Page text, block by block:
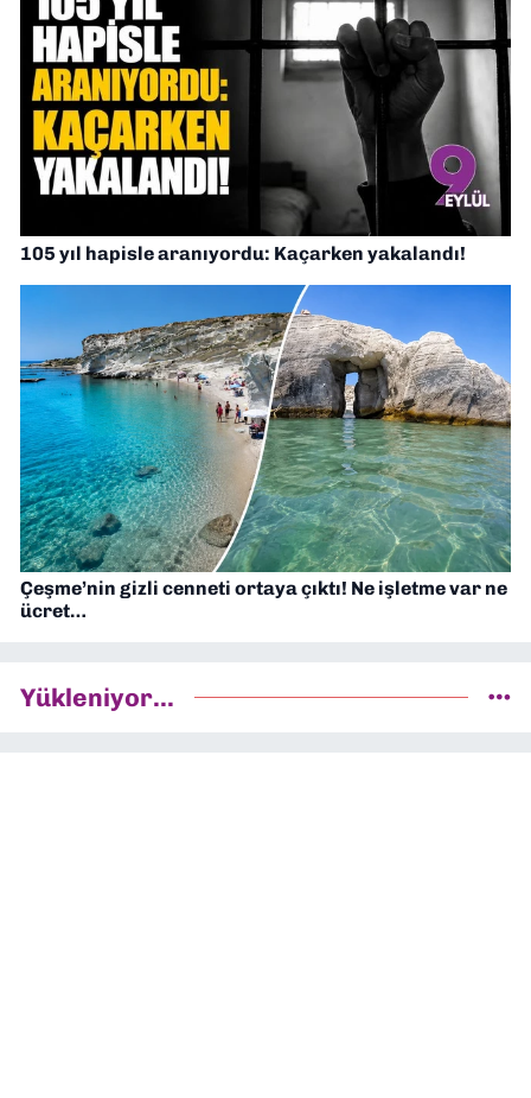
105 yıl hapisle aranıyordu: Kaçarken yakalandı!
Çeşme’nin gizli cenneti ortaya çıktı! Ne işletme var ne
ücret…
Yükleniyor...